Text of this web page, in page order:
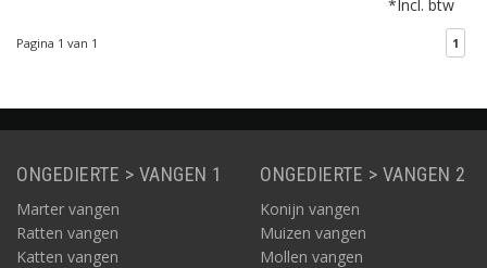
*Incl. btw
Pagina 1 van 1 1
ONGEDIERTE > VANGEN 1
Marter vangen
Ratten vangen
Katten vangen
ONGEDIERTE > VANGEN 2
Konijn vangen
Muizen vangen
Mollen vangen